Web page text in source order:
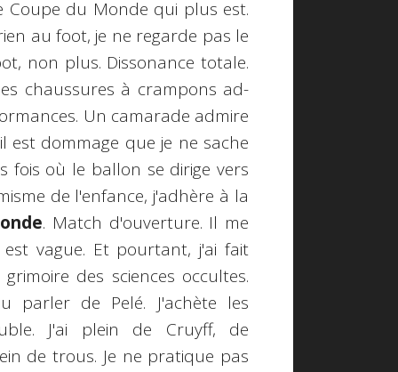
Coupe du Monde qui plus est.
au foot, je ne regarde pas le
non plus. Dissonance totale.
chaussures à crampons ad-
Un camarade admire
dommage que je ne sache
fois où le ballon se dirige vers
de l'enfance, j'adhère à la
. Match d'ouverture. Il me
vague. Et pourtant, j'ai fait
des sciences occultes.
parler de Pelé. J'achète les
J'ai plein de Cruyff, de
de trous. Je ne pratique pas